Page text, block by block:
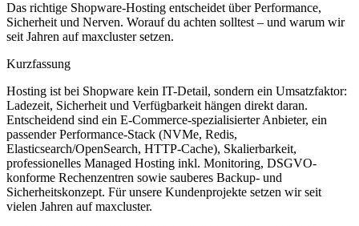
Das richtige Shopware-Hosting entscheidet über Performance,
Sicherheit und Nerven. Worauf du achten solltest – und warum wir
seit Jahren auf maxcluster setzen.
Kurzfassung
Hosting ist bei Shopware kein IT-Detail, sondern ein Umsatzfaktor:
Ladezeit, Sicherheit und Verfügbarkeit hängen direkt daran.
Entscheidend sind ein E-Commerce-spezialisierter Anbieter, ein
passender Performance-Stack (NVMe, Redis,
Elasticsearch/OpenSearch, HTTP-Cache), Skalierbarkeit,
professionelles Managed Hosting inkl. Monitoring, DSGVO-
konforme Rechenzentren sowie sauberes Backup- und
Sicherheitskonzept. Für unsere Kundenprojekte setzen wir seit
vielen Jahren auf maxcluster.